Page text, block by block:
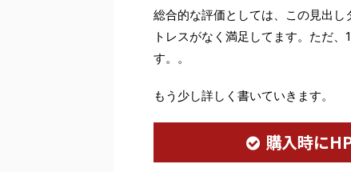
総合的な評価としては、この見出
トレスがなく満足してます。ただ
す。。
もう少し詳しく書いていきます。
購入時に